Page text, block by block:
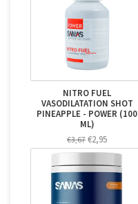
NITRO FUEL
VASODILATATION SHOT
PINEAPPLE - POWER (100
ML)
€3,67 €2,95